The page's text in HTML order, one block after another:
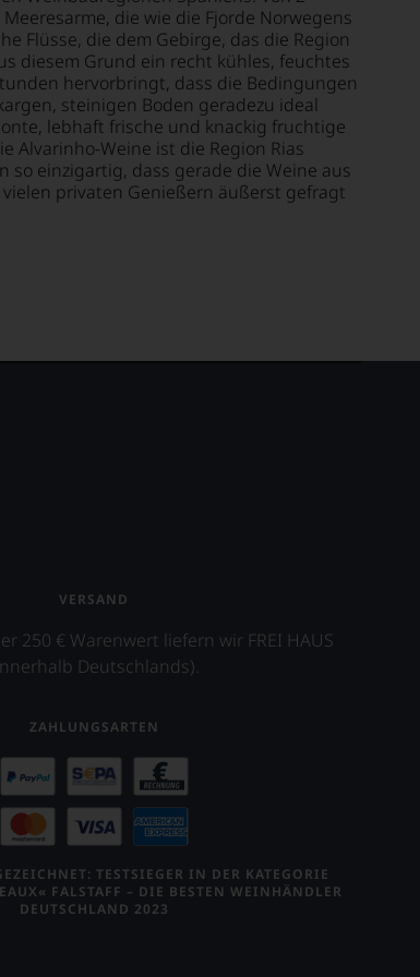
die wie die Fjorde Norwegens
Flüsse, die dem Gebirge, das die Region
diesem Grund ein recht kühles, feuchtes
hervorbringt, dass die Bedingungen
steinigen Boden geradezu ideal
lebhaft frische und knackig fruchtige
Alvarinho-Weine ist die Region Rias
so einzigartig, dass gerade die Weine aus
privaten Genießern äußerst gefragt
VERSAND
250 € Warenwert liefern wir FREI HAUS
Deutschlands).
ZAHLUNGSARTEN
TESTSIEGER IN DER KATEGORIE
FALSTAFF – DIE BESTEN WEINHÄNDLER
DEUTSCHLAND 2023